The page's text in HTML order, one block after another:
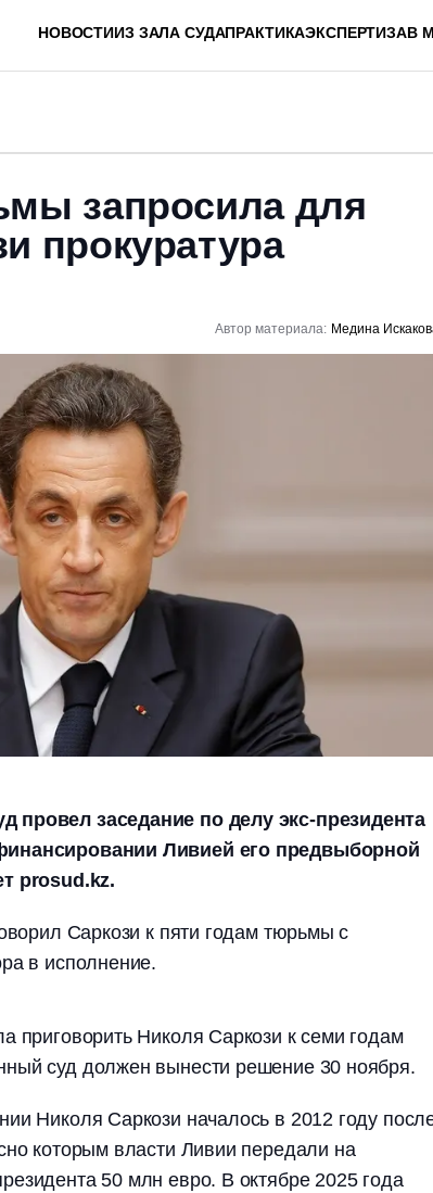
НОВОСТИИЗ ЗАЛА СУДАПРАКТИКАЭКСПЕРТИЗАВ
запросила для
прокуратура
Автор материала: Медина
заседание по делу экс-президента
Ливией его предвыборной
prosud.kz.
Саркози к пяти годам тюрьмы с
в исполнение.
приговорить Николя Саркози к семи годам
суд должен вынести решение 30 ноября.
Николя Саркози началось в 2012 году
которым власти Ливии передали на
50 млн евро. В октябре 2025 года